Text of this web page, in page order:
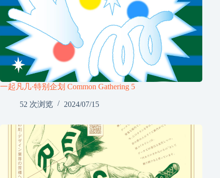
一起凡几·特别企划 Common Gathering 5
52 次浏览 2024/07/15